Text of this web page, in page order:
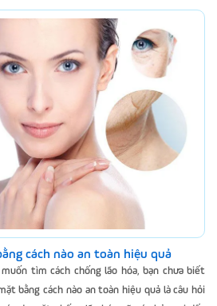
cách nào an toàn hiệu quả
muốn tìm cách chống lão hóa, bạn chưa biết
bằng cách nào an toàn hiệu quả là câu hỏi